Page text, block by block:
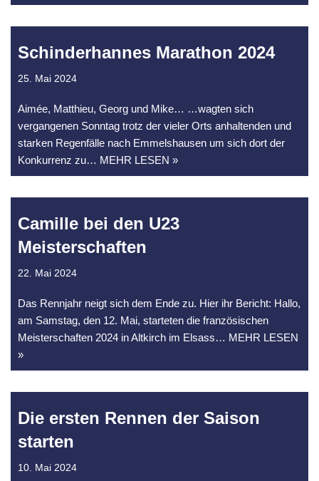
Schinderhannes Marathon 2024
25. Mai 2024
Aimée, Matthieu, Georg und Mike… …wagten sich
vergangenen Sonntag trotz der vieler Orts anhaltenden und
starken Regenfälle nach Emmelshausen um sich dort der
Konkurrenz zu… MEHR LESEN »
Camille bei den U23
Meisterschaften
22. Mai 2024
Das Rennjahr neigt sich dem Ende zu. Hier ihr Bericht: Hallo,
am Samstag, den 12. Mai, starteten die französischen
Meisterschaften 2024 in Altkirch im Elsass… MEHR LESEN
»
Die ersten Rennen der Saison
starten
10. Mai 2024